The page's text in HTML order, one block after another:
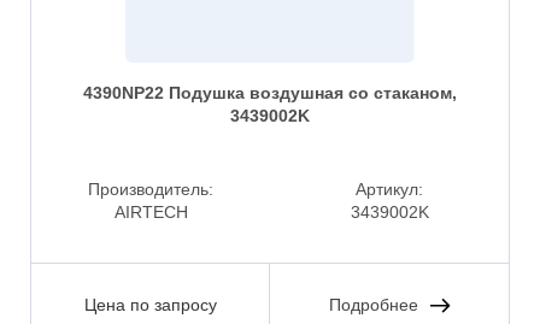
4390NP22 Подушка воздушная со стаканом,
3439002K
Производитель:
AIRTECH
Артикул:
3439002K
Цена по запросу Подробнее